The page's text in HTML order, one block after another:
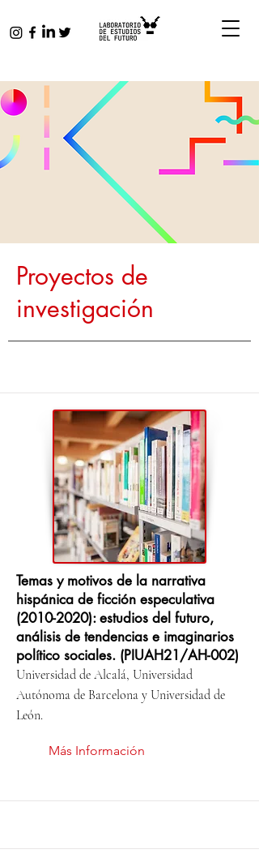
Proyectos de
investigación
Temas y motivos de la narrativa
hispánica de ficción especulativa
(2010-2020): estudios del futuro,
análisis de tendencias e imaginarios
político sociales. (PIUAH21/AH-002)
Universidad de Alcalá, Universidad
Autónoma de Barcelona y Universidad de
León.
Más Información